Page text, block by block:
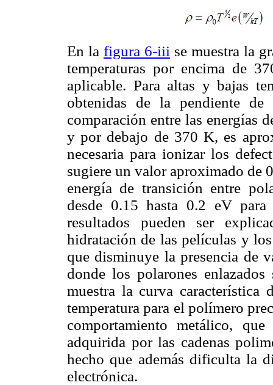
En la figura 6-iii se muestra la
temperaturas por encima de
aplicable. Para altas y bajas
obtenidas de la pendiente
comparación entre las energías
y por debajo de 370 K, es
necesaria para ionizar los
sugiere un valor aproximado de
energía de transición entre
desde 0.15 hasta 0.2 eV
resultados pueden ser
hidratación de las películas y
que disminuye la presencia de
donde los polarones
muestra la curva
temperatura para el polímero
comportamiento metálico,
adquirida por las cadenas
hecho que además dificulta la
electrónica.